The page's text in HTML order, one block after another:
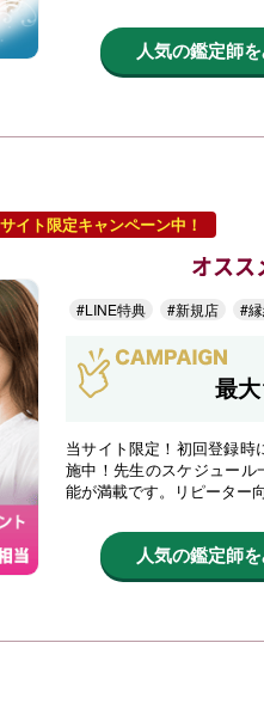
人気の鑑定師
イト限定キャンペーン中！
オスス
#LINE特典 #新規店 #
最
当サイト限定！初回登録時
施中！先生のスケジュー
能が満載です。リピーター
人気の鑑定師